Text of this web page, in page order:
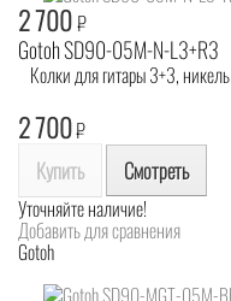
2 700₽
Gotoh SD90-05M-N-L3+R3
Колки для гитары 3+3, никель
2 700₽
Купить Смотреть
Уточняйте наличие!
Добавить для сравнения
Gotoh